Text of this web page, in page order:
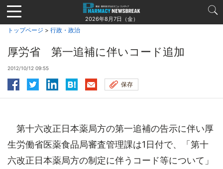
Jump
to
navigation
2026年8月7日（金）
トップページ > 行政・政治
厚労省 第一追補に伴いコード追加
2012/10/12 09:55
保存
第十六改正日本薬局方の第一追補の告示に伴い厚
生労働省医薬食品局審査管理課は1日付で、「第十
六改正日本薬局方の制定に伴うコード等について」